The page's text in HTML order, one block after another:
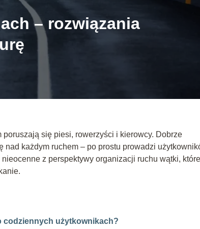
– rozwiązania
się piesi, rowerzyści i kierowcy. Dobrze
każdym ruchem – po prostu prowadzi
z perspektywy organizacji ruchu wątki, które
codziennych użytkownikach?